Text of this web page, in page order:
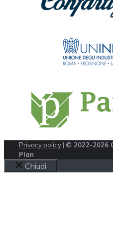
Privacy policy | © 2022-2026
Plan
Chiudi